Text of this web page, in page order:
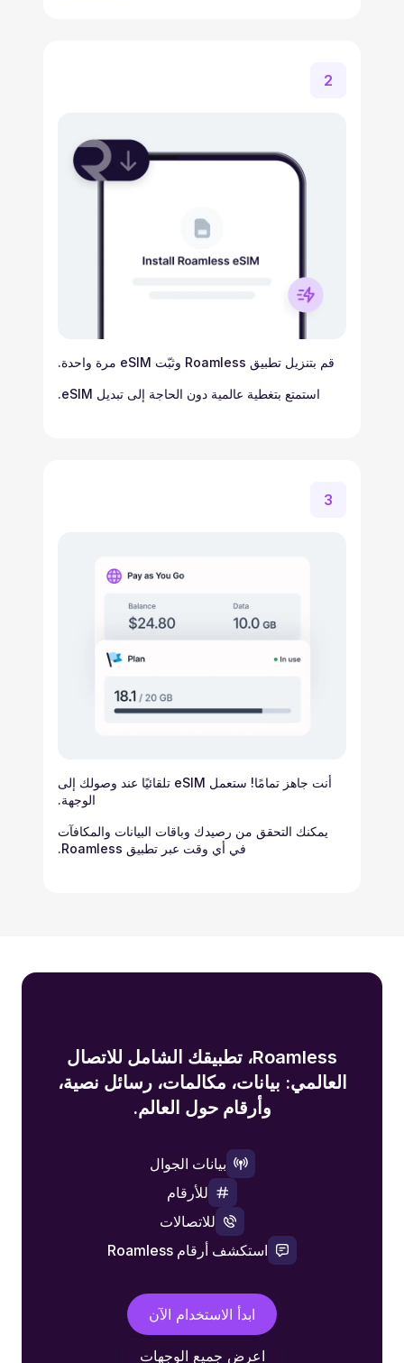
2
قم بتنزيل تطبيق Roamless وثبّت eSIM مرة واحدة.
استمتع بتغطية عالمية دون الحاجة إلى تبديل eSIM.
3
أنت جاهز تمامًا! ستعمل eSIM تلقائيًا عند وصولك إلى
الوجهة.
يمكنك التحقق من رصيدك وباقات البيانات والمكافآت
في أي وقت عبر تطبيق Roamless.
Roamless، تطبيقك الشامل للاتصال
العالمي: بيانات، مكالمات، رسائل نصية،
وأرقام حول العالم.
بيانات الجوال
للأرقام
للاتصالات
استكشف أرقام Roamless
ابدأ الاستخدام الآن
اعرض جميع الوجهات